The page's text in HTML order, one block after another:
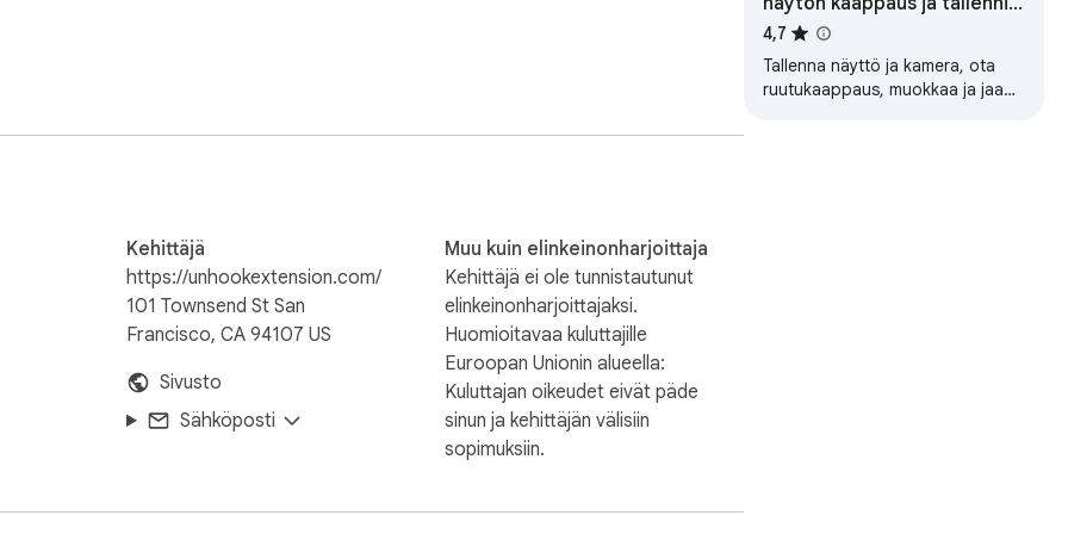
Kehittäjä
https://unhookextension.com/
101 Townsend St San
Francisco, CA 94107 US
Sivusto
Sähköposti
Muu kuin elinkeinonharjoittaja
Kehittäjä ei ole tunnistautunut
elinkeinonharjoittajaksi.
Huomioitavaa kuluttajille
Euroopan Unionin alueella:
Kuluttajan oikeudet eivät päde
sinun ja kehittäjän välisiin
sopimuksiin.
- ruudunkaappaus työkalu
4,7
Tallenna näyttö ja kamera, ota
ruutukaappaus, muokkaa ja jaa